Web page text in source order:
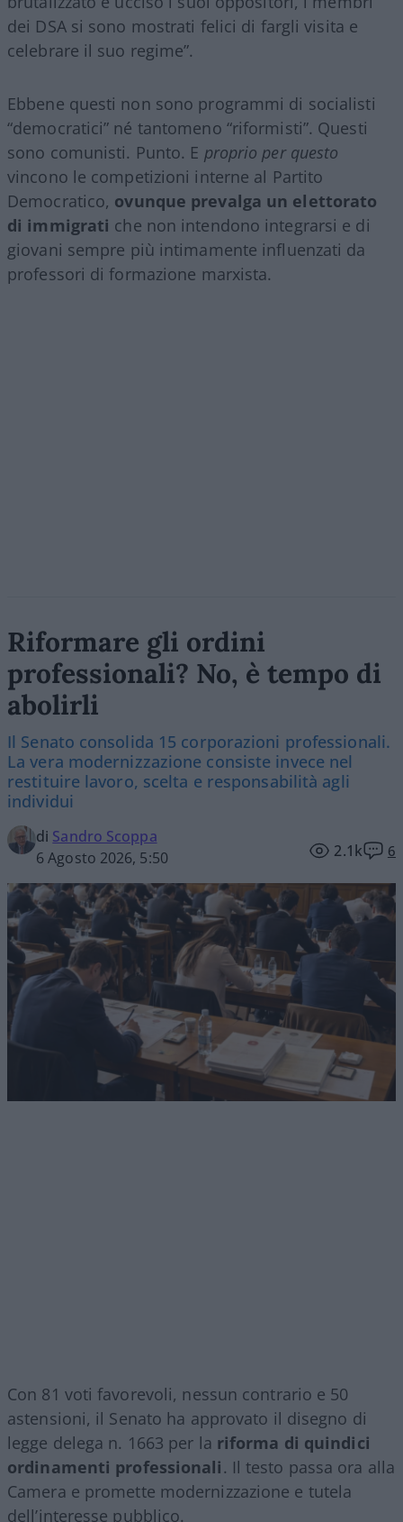
dei DSA si sono mostrati felici di fargli visita e
celebrare il suo regime”.
Ebbene questi non sono programmi di socialisti
“democratici” né tantomeno “riformisti”. Questi
sono comunisti. Punto. E proprio per questo
vincono le competizioni interne al Partito
Democratico, ovunque prevalga un elettorato
di immigrati che non intendono integrarsi e di
giovani sempre più intimamente influenzati da
professori di formazione marxista.
Riformare gli ordini
professionali? No, è tempo di
abolirli
Il Senato consolida 15 corporazioni professionali.
La vera modernizzazione consiste invece nel
restituire lavoro, scelta e responsabilità agli
individui
di Sandro Scoppa
6 Agosto 2026, 5:50
2.1k 6
Con 81 voti favorevoli, nessun contrario e 50
astensioni, il Senato ha approvato il disegno di
legge delega n. 1663 per la riforma di quindici
ordinamenti professionali. Il testo passa ora alla
Camera e promette modernizzazione e tutela
dell’interesse pubblico.